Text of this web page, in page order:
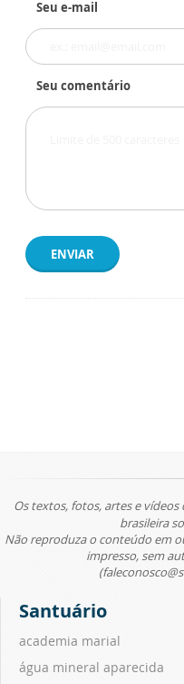
Seu e-mail
Seu comentário
ENVIAR
Os textos, fotos, artes e
brasileira
Não reproduza o conteúdo em
impresso, sem
Santuário
academia marial
água mineral aparecida